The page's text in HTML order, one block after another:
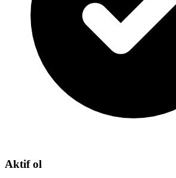
Aktif ol